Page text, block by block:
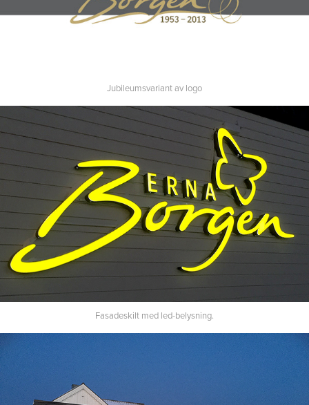
Jubileumsvariant av logo
Fasadeskilt med led-belysning.